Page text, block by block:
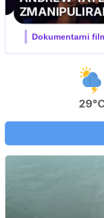
MOJ
Film meseca /